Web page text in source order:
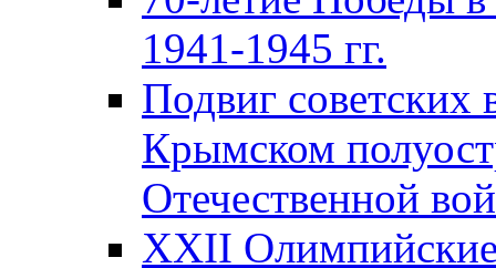
1941-1945 гг.
Подвиг советских
Крымском
Отечественной
XXII